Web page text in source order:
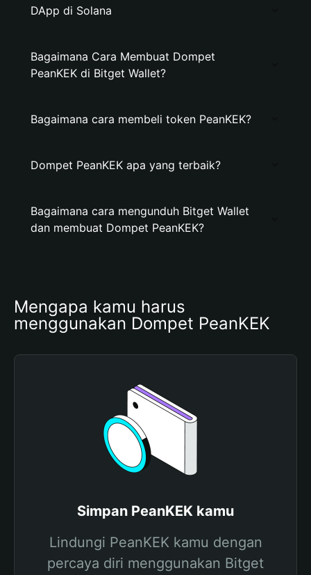
DApp di Solana
Bagaimana Cara Membuat Dompet
PeanKEK di Bitget Wallet?
Bagaimana cara membeli token PeanKEK?
Dompet PeanKEK apa yang terbaik?
Bagaimana cara mengunduh Bitget Wallet
dan membuat Dompet PeanKEK?
Mengapa kamu harus
menggunakan Dompet PeanKEK
Simpan PeanKEK kamu
Lindungi PeanKEK kamu dengan
percaya diri menggunakan Bitget